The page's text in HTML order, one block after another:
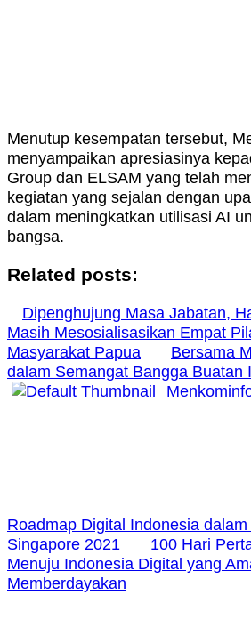
Menutup kesempatan tersebut,
menyampaikan apresiasinya
Group dan ELSAM yang telah
kegiatan yang sejalan dengan
dalam meningkatkan utilisasi AI
bangsa.
Related posts:
Dipenghujung Masa Jabatan,
Masih Mesosialisasikan Empat
Masyarakat Papua
Bersama
dalam Semangat Bangga Buatan
Roadmap Digital Indonesia
Singapore 2021
100 Hari
Menuju Indonesia Digital yang
Memberdayakan